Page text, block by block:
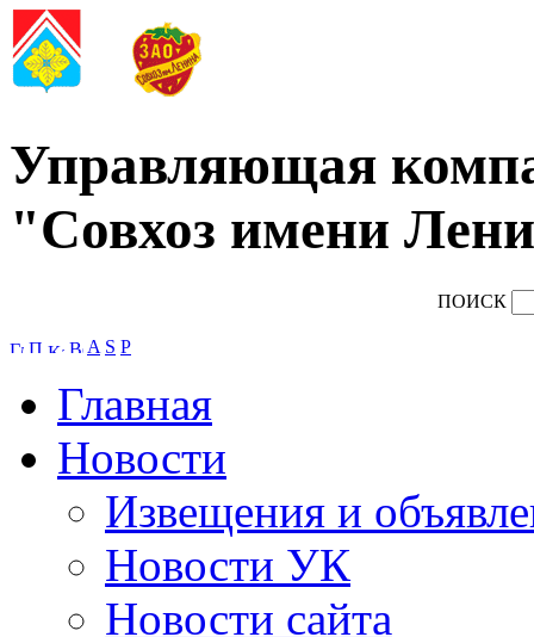
Управляющая
"Совхоз имени
ПОИСК
A S P
Главная
Новости
Извещения и
Новости УК
Новости сайта